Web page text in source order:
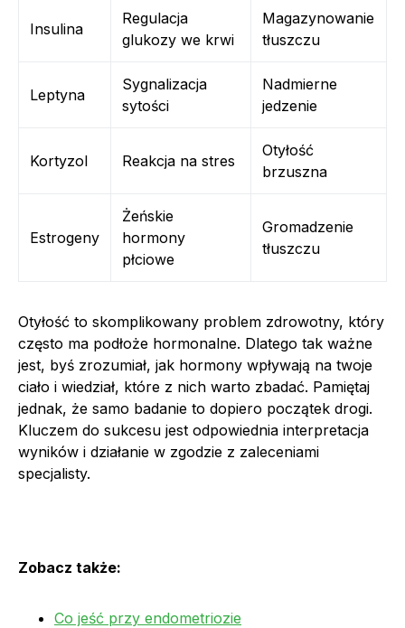
Insulina
Regulacja
glukozy we krwi
Magazynowanie
tłuszczu
Leptyna
Sygnalizacja
sytości
Nadmierne
jedzenie
Kortyzol Reakcja na stres
Otyłość
brzuszna
Estrogeny
Żeńskie
hormony
płciowe
Gromadzenie
tłuszczu
Otyłość to skomplikowany problem zdrowotny, który
często ma podłoże hormonalne. Dlatego tak ważne
jest, byś zrozumiał, jak hormony wpływają na twoje
ciało i wiedział, które z nich warto zbadać. Pamiętaj
jednak, że samo badanie to dopiero początek drogi.
Kluczem do sukcesu jest odpowiednia interpretacja
wyników i działanie w zgodzie z zaleceniami
specjalisty.
Zobacz także:
Co jeść przy endometriozie